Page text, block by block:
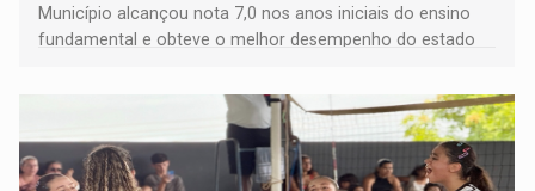
Município alcançou nota 7,0 nos anos iniciais do ensino
fundamental e obteve o melhor desempenho do estado